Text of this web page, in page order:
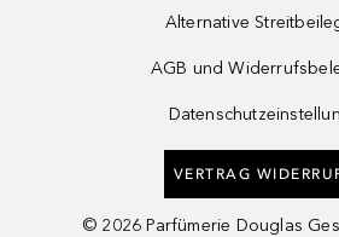
Alternative
AGB und
VERTRAG
© 2026 Parfümerie Douglas